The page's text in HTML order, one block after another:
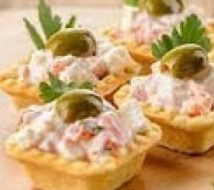
Тест с грибами
Канапе из слоеного
теста
Фуд из слоеного теста Сыр